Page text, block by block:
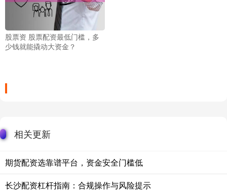
股票资 股票配资最低门槛，多
少钱就能撬动大资金？
相关更新
期货配资选靠谱平台，资金安全门槛低
长沙配资杠杆指南：合规操作与风险提示